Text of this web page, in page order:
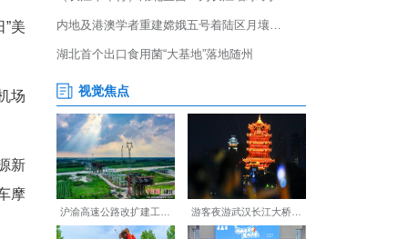
度与未来温度。
“千古帝乡、花海枣阳”美